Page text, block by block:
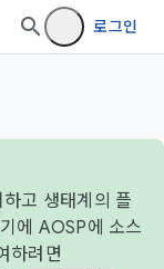
로그인
고 생태계의 플
에 AOSP에 소스
하려면